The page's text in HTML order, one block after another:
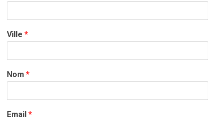
Ville *
Nom *
Email *